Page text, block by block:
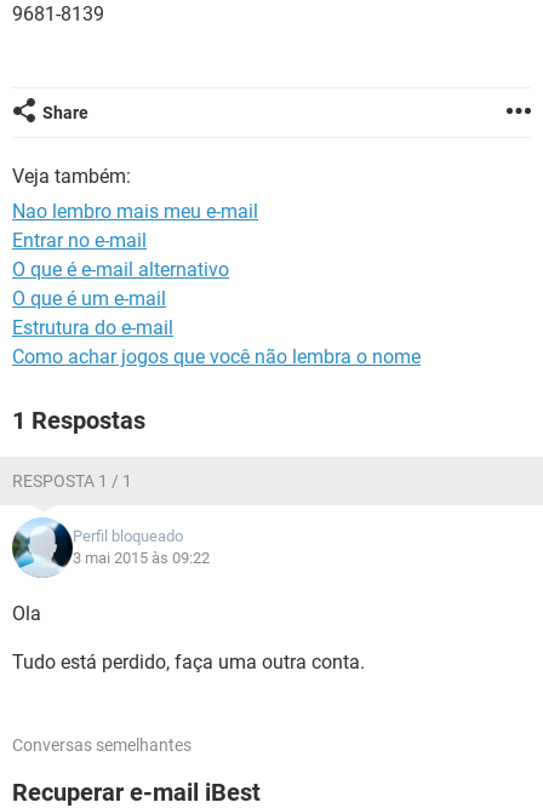
INSTAGRAM
GUIA DE COMPRAS
9681-8139
Share
Veja também:
Nao lembro mais meu e-mail
Entrar no e-mail
O que é e-mail alternativo
O que é um e-mail
Estrutura do e-mail
Como achar jogos que você não lembra o nome
1 Respostas
RESPOSTA 1 / 1
Perfil bloqueado
3 mai 2015 às 09:22
Ola
Tudo está perdido, faça uma outra conta.
Conversas semelhantes
Recuperar e-mail iBest